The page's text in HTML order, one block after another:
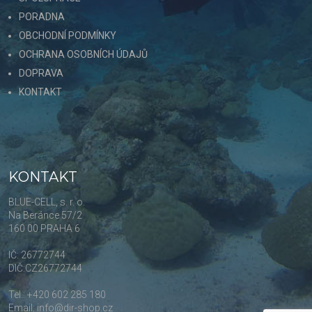
PORADNA
OBCHODNÍ PODMÍNKY
OCHRANA OSOBNÍCH ÚDAJŮ
DOPRAVA
KONTAKT
KONTAKT
BLUE-CELL, s. r. o.
Na Beránce 57/2
160 00 PRAHA 6
IČ: 26772744
DIČ:CZ26772744
Tel.: +420 602 285 180
Email: info@dir-shop.cz